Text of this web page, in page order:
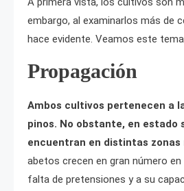
embargo, al examinarlos más de
hace evidente. Veamos este
Propagación
Ambos cultivos pertenecen a
pinos. No obstante, en estado
encuentran en distintas zonas
abetos crecen en gran número
falta de pretensiones y a su